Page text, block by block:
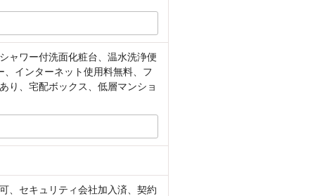
ャワー付洗面化粧台、温水洗浄便
インターネット使用料無料、フ
り、宅配ボックス、低層マンショ
、セキュリティ会社加入済、契約